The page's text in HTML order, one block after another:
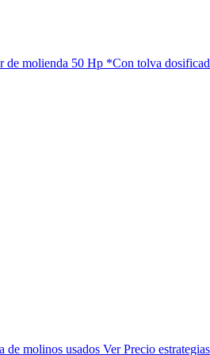
molienda 50 Hp *Con tolva
molinos usados Ver Precio